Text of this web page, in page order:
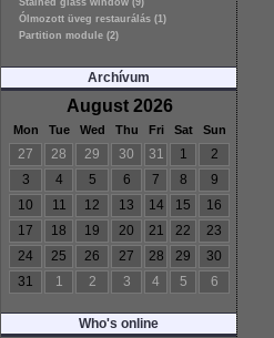
Stained glass window (9)
Ólmozott üveg restaurálás (1)
Partition module (2)
Archívum
August 2026
Mon Tue Wed Thu Fri Sat Sun
27 28 29 30 31 1
2
3
4 5 6 7 8
9
10
11 12 13 14 15
16
17
18 19 20 21 22
23
24
25 26 27 28 29
30
31
1 2 3 4 5 6
Who's online